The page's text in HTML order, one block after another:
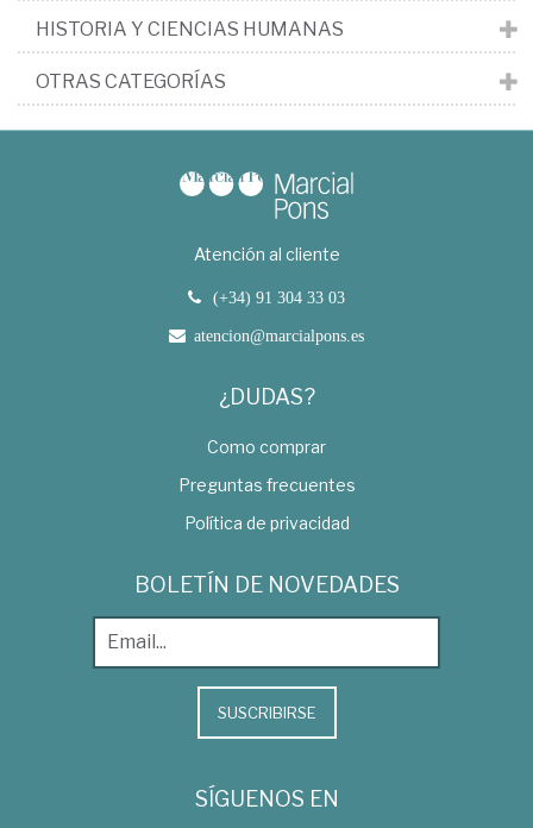
HISTORIA Y CIENCIAS HUMANAS
OTRAS CATEGORÍAS
Atención al cliente
(+34) 91 304 33 03
atencion@marcialpons.es
¿DUDAS?
Como comprar
Preguntas frecuentes
Política de privacidad
BOLETÍN DE NOVEDADES
SUSCRIBIRSE
SÍGUENOS EN